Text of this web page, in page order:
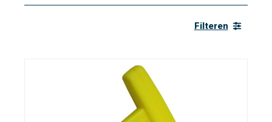
Filteren